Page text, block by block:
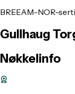
BREEAM-NOR-
Gullhaug
Nøkkelinfo